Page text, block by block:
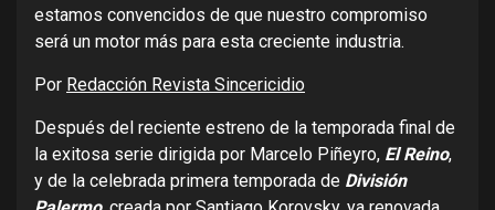
estamos convencidos de que nuestro compromiso
será un motor más para esta creciente industria.
Por Redacción Revista Sincericidio
Después del reciente estreno de la temporada final de
la exitosa serie dirigida por Marcelo Piñeyro, El Reino,
y de la celebrada primera temporada de División